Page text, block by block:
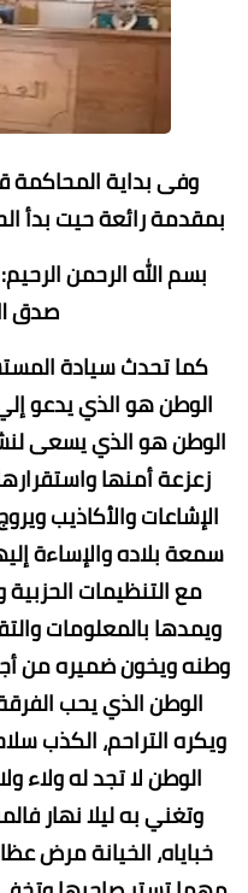
وفى بداية
بمقدمة رائعة حيت بدأ
بسم الله الرحمن الرحيم:
صدق
كما تحدث سيادة
الوطن هو الذي يدعو
الوطن هو الذي يسعى
زعزعة أمنها
الإشاعات والأكاذيب
سمعة بلاده والإساءة
مع التنظيمات
ويمدها بالمعلومات
وطنه ويخون ضميره من
الوطن الذي يحب
ويكره التراحم، الكذب
الوطن لا تجد له ولاء
وتغني به ليلا نهار
خباياه، الخيانة مرض